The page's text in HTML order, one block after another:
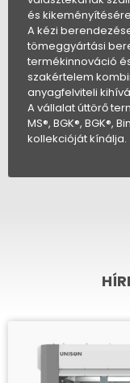
és
A kézi
tömeggyártási
termékinnováció
szakértelem
anyagfelviteli
A vállalat úttörő
MS®, BGK®, BGK®,
kollekcióját kínálja.